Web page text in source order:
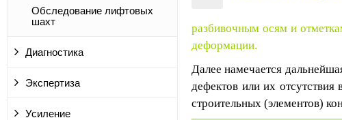
Обследование лифтовых
шахт
Диагностика
Экспертиза
Усиление
разбивочным осям и
деформации.
Далее намечается
дефектов или их отсутствия
строительных (элементов)